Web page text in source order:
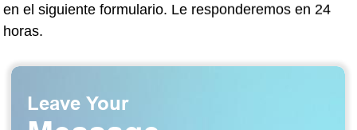
en el siguiente formulario. Le responderemos en 24
horas.